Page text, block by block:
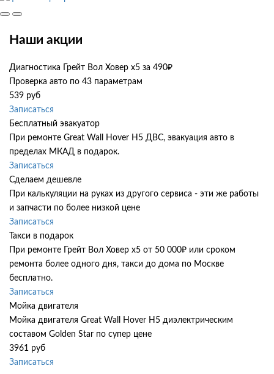
Наши акции
Диагностика Грейт Вол Ховер х5 за 490₽
Проверка авто по 43 параметрам
539 руб
Записаться
Бесплатный эвакуатор
При ремонте Great Wall Hover H5 ДВС, эвакуация авто в
пределах МКАД в подарок.
Записаться
Сделаем дешевле
При калькуляции на руках из другого сервиса - эти же работы
и запчасти по более низкой цене
Записаться
Такси в подарок
При ремонте Грейт Вол Ховер х5 от 50 000₽ или сроком
ремонта более одного дня, такси до дома по Москве
бесплатно.
Записаться
Мойка двигателя
Мойка двигателя Great Wall Hover H5 диэлектрическим
составом Golden Star по супер цене
3961 руб
Записаться